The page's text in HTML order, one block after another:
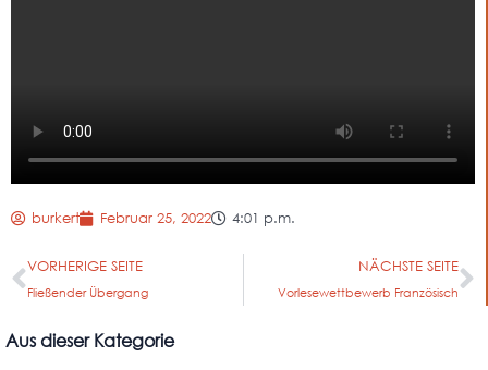
burkert Februar 25, 2022 4:01 p.m.
VORHERIGE SEITE
Fließender Übergang
NÄCHSTE SEITE
Vorlesewettbewerb Französisch
Aus dieser Kategorie